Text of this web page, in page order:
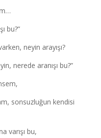
bu?”
neyin arayışı?
nerede aranışı bu?”
sonsuzluğun kendisi
varışı bu,